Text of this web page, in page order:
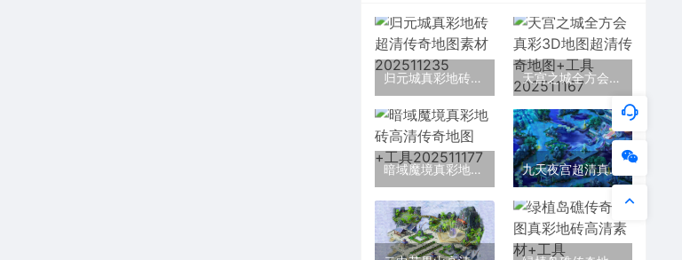
归元城真彩地砖超清传奇地图素材202511235 天宫之城全方会真彩3D地图超清传奇地图+工具202511167
暗域魔境真彩地砖高清传奇地图+工具202511177 九天夜宫超清真彩传奇地图素材+工具202511202